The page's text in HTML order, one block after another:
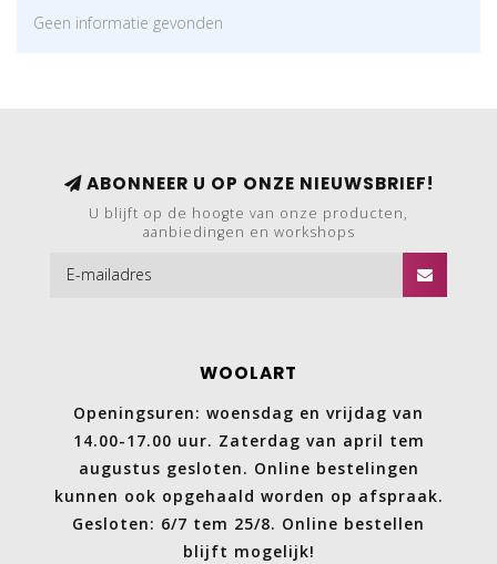
Geen informatie gevonden
ABONNEER U OP ONZE NIEUWSBRIEF!
U blijft op de hoogte van onze producten,
aanbiedingen en workshops
WOOLART
Openingsuren: woensdag en vrijdag van
14.00-17.00 uur. Zaterdag van april tem
augustus gesloten. Online bestelingen
kunnen ook opgehaald worden op afspraak.
Gesloten: 6/7 tem 25/8. Online bestellen
blijft mogelijk!